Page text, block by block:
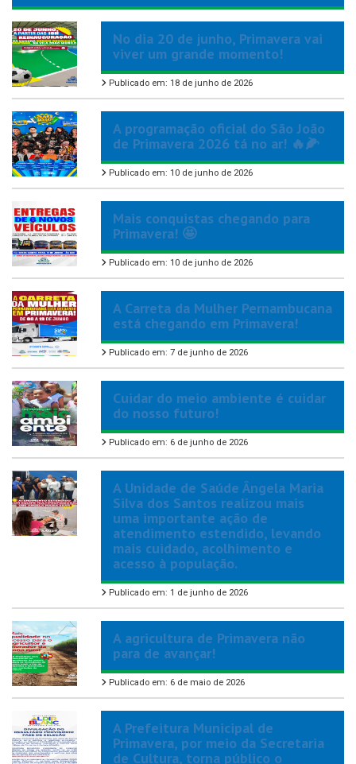
No dia 20 de junho, Primavera vai
viver um grande momento!
Publicado em: 18 de junho de 2026
A programação oficial do São João
de Primavera 2026 tá no ar! 🔥🌽
Publicado em: 10 de junho de 2026
Mais conquistas chegando para
Primavera! 🤩
Publicado em: 10 de junho de 2026
A Carreta da Mulher Pernambucana
está chegando em Primavera!
Publicado em: 7 de junho de 2026
Cuidar do meio ambiente é cuidar
do nosso futuro!
Publicado em: 6 de junho de 2026
A Unidade de Saúde Ângela Maria
Silva dos Santos realizou mais
uma importante ação de
atendimento estendido, levando
mais cuidado, acolhimento e
acesso à população.
Publicado em: 1 de junho de 2026
A agricultura de Primavera não
para de avançar!
Publicado em: 6 de maio de 2026
A Prefeitura Municipal de
Primavera, por meio da Secretaria
de Cultura, torna público o